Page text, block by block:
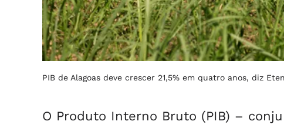
PIB de Alagoas deve crescer 21,5% em quatro anos, diz
O Produto Interno Bruto (PIB) –